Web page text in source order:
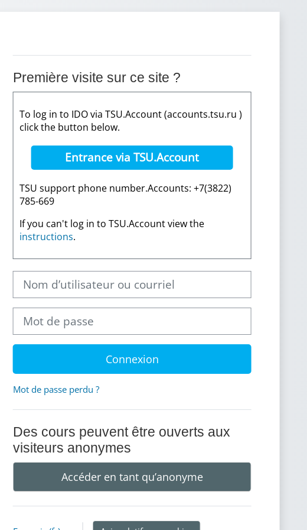
Première visite sur ce site ?
To log in to IDO via TSU.Account (accounts.tsu.ru )
click the button below.
Entrance via TSU.Account
TSU support phone number.Accounts: +7(3822)
785-669
If you can't log in to TSU.Account view the
instructions.
Connexion
Mot de passe perdu ?
Des cours peuvent être ouverts aux
visiteurs anonymes
Accéder en tant qu’anonyme